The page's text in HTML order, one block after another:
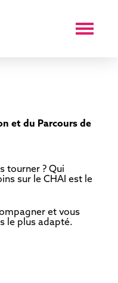
et du Parcours de
tourner ? Qui
sur le CHAI est le
et vous
le plus adapté.